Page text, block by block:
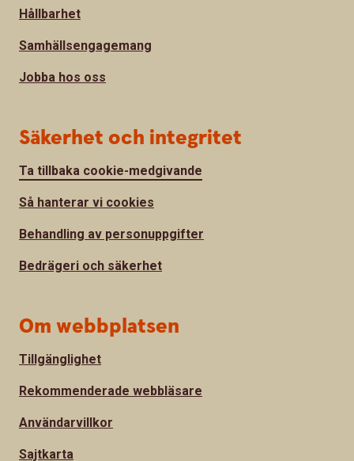
Hållbarhet
Samhällsengagemang
Jobba hos oss
Säkerhet och integritet
Ta tillbaka cookie-medgivande
Så hanterar vi cookies
Behandling av personuppgifter
Bedrägeri och säkerhet
Om webbplatsen
Tillgänglighet
Rekommenderade webbläsare
Användarvillkor
Sajtkarta